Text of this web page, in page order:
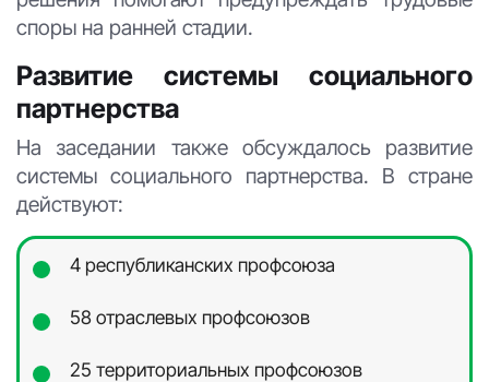
споры на ранней стадии.
Развитие системы социального
партнерства
На заседании также обсуждалось развитие
системы социального партнерства. В стране
действуют:
4 республиканских профсоюза
58 отраслевых профсоюзов
25 территориальных профсоюзов